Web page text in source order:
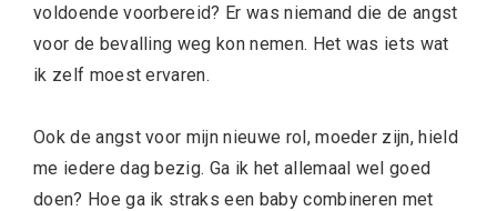
voldoende voorbereid? Er was niemand die de angst
voor de bevalling weg kon nemen. Het was iets wat
ik zelf moest ervaren.
Ook de angst voor mijn nieuwe rol, moeder zijn, hield
me iedere dag bezig. Ga ik het allemaal wel goed
doen? Hoe ga ik straks een baby combineren met